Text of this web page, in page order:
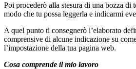
Poi procederò alla stesura di una bozza di
modo che tu possa leggerla e indicarmi
A quel punto ti consegnerò l’elaborato
comprensive di alcune indicazione su
l’impostazione della tua pagina web.
Cosa comprende il mio lavoro